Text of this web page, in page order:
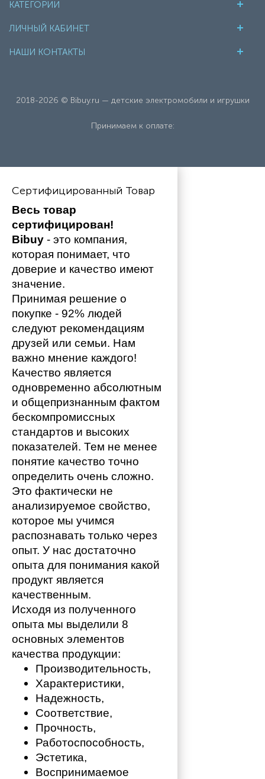
КАТЕГОРИИ
ЛИЧНЫЙ КАБИНЕТ
НАШИ КОНТАКТЫ
2018-2026 © Bibuy.ru — детские электромобили и игрушки
Принимаем к оплате:
Сертифицированный Товар
Весь товар
сертифицирован!
Bibuy - это компания,
которая понимает, что
доверие и качество имеют
значение.
Принимая решение о
покупке - 92% людей
следуют рекомендациям
друзей или семьи. Нам
важно мнение каждого!
Качество является
одновременно абсолютным
и общепризнанным фактом
бескомпромиссных
стандартов и высоких
показателей. Тем не менее
понятие качество точно
определить очень сложно.
Это фактически не
анализируемое свойство,
которое мы учимся
распознавать только через
опыт. У нас достаточно
опыта для понимания какой
продукт является
качественным.
Исходя из полученного
опыта мы выделили 8
основных элементов
качества продукции:
Производительность,
Характеристики,
Надежность,
Соответствие,
Прочность,
Работоспособность,
Эстетика,
Воспринимаемое